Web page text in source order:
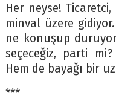
Her neyse!
minval üzere
ne konuşup
seçeceğiz, parti
Hem de bayağı bir
***